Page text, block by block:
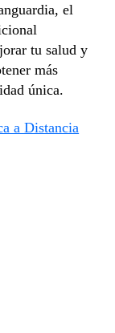
el
tu salud y
más
única.
a Distancia